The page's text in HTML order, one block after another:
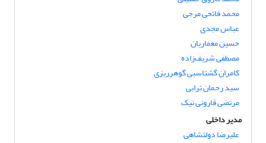
محمد فاتحی مرجی
عباس مجدی
حسین معماریان
مصطفی شریف‌زاده
کامران گشتاسبی گوهرریزی
سید رحمان ترابی
مرتضی قارونی نیک
مدیر داخلی
علیرضا دولتشاهی